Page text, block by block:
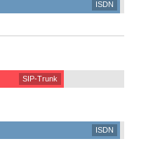
ISDN
SIP-Trunk
ISDN